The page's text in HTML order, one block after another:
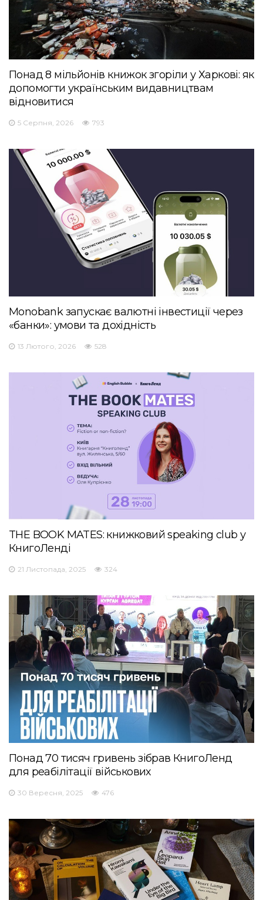
Понад 8 мільйонів книжок згоріли у Харкові: як
допомогти українським видавництвам
відновитися
5 Серпня, 2026 793
Monobank запускає валютні інвестиції через
«банки»: умови та дохідність
13 Лютого, 2026 528
THE BOOK MATES: книжковий speaking club у
КнигоЛенді
21 Листопада, 2025 324
Понад 70 тисяч гривень зібрав КнигоЛенд
для реабілітації військових
30 Вересня, 2025 476